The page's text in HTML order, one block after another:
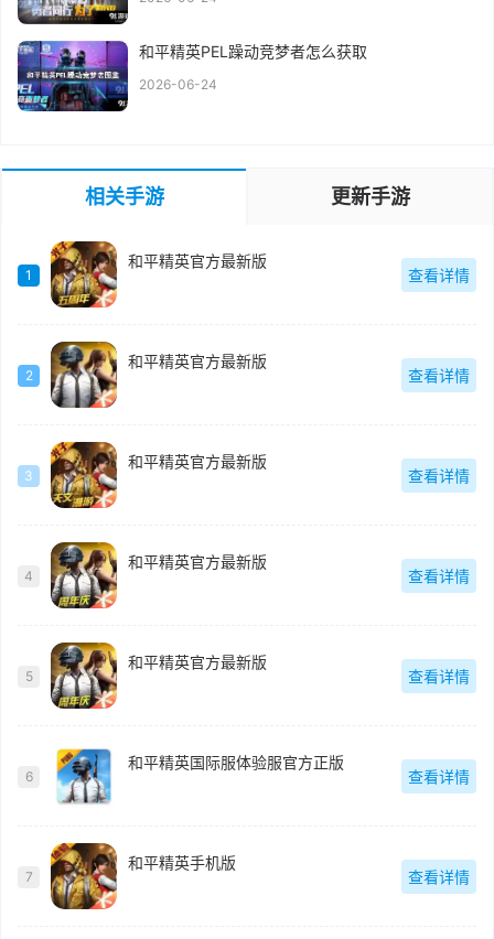
和平精英PEL躁动竞梦者怎么获取
2026-06-24
相关手游 更新手游
1
和平精英官方最新版
查看详情
2
和平精英官方最新版
查看详情
3
和平精英官方最新版
查看详情
4
和平精英官方最新版
查看详情
5
和平精英官方最新版
查看详情
6
和平精英国际服体验服官方正版
查看详情
7
和平精英手机版
查看详情